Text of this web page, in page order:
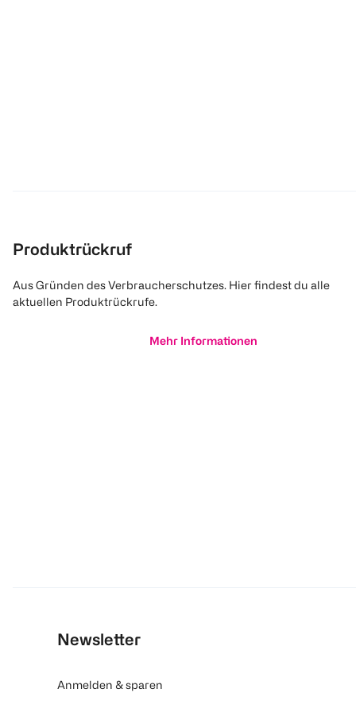
Produktrückruf
Aus Gründen des Verbraucherschutzes. Hier findest du alle
aktuellen Produktrückrufe.
Mehr Informationen
Newsletter
Anmelden & sparen